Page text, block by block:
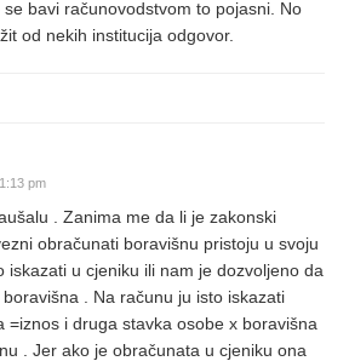
bavi računovodstvom to pojasni. No
od nekih institucija odgovor.
pm
. Zanima me da li je zakonski
obračunati boravišnu pristoju u svoju
iskazati u cjeniku ili nam je dozvoljeno da
. Na računu ju isto iskazati
=iznos i druga stavka osobe x boravišna
. Jer ako je obračunata u cjeniku ona